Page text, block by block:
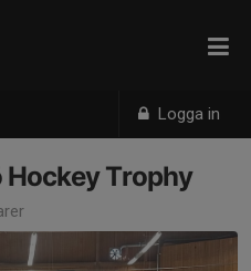
Logga in
Hockey Trophy